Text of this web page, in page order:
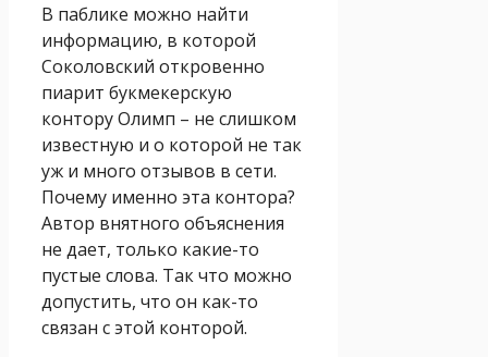
В паблике можно найти
информацию, в которой
Соколовский откровенно
пиарит букмекерскую
контору Олимп – не слишком
известную и о которой не так
уж и много отзывов в сети.
Почему именно эта контора?
Автор внятного объяснения
не дает, только какие-то
пустые слова. Так что можно
допустить, что он как-то
связан с этой конторой.